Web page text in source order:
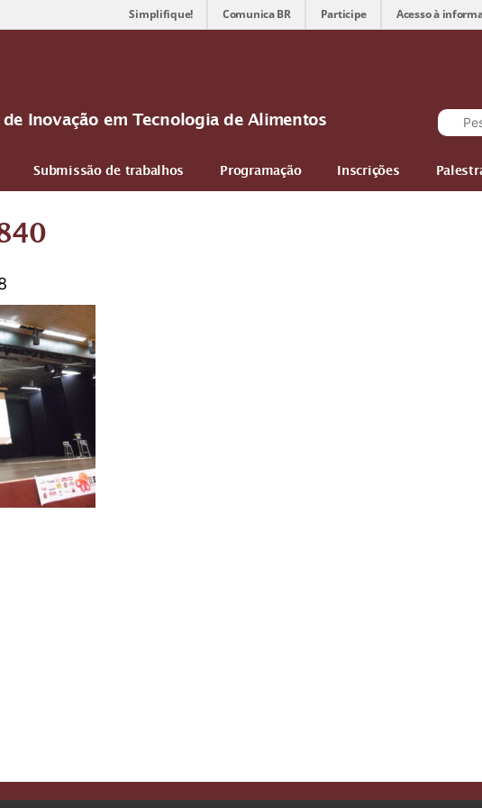
Simplifique! Comunica BR Participe Acesso à
Inovação em Tecnologia de Alimentos
Submissão de trabalhos Programação Inscrições